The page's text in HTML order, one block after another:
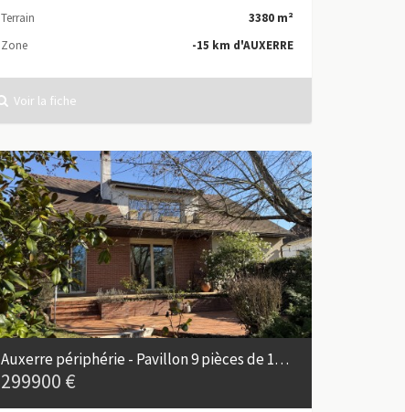
Terrain
3380 m²
Zone
-15 km d'AUXERRE
Voir la fiche
Auxerre périphérie - Pavillon 9 pièces de 167 m² à rafraîchir
299900 €